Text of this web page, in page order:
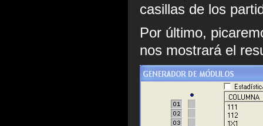
casillas de los
Por último,
nos mostrará el